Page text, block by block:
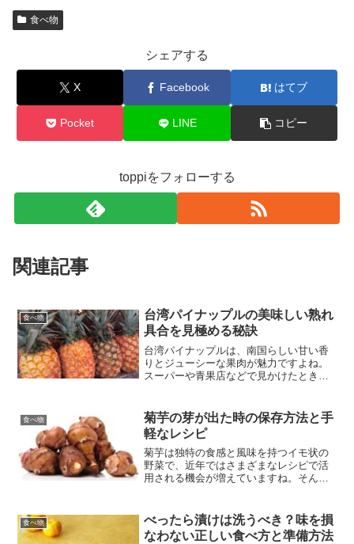
食べ物
シェアする
X Facebook はてブ
Pocket LINE コピー
toppiをフォローする
関連記事
食べ物
台湾パイナップルの美味しい熟れ
具合を見極める秘訣
台湾パイナップルは、南国らしい甘い香
りとジューシーな果肉が魅力ですよね。
スーパーや青果店などで見かけたとき、
とはありませんか。実は、外観や香り、
触感のちょっとした変化を...
食べ物
菊芋の芽が出た時の保存方法と手
軽なレシピ
菊芋は独特の食感と風味を持つイモ状の
野菜で、近年ではさまざまなレシピで活
用される機会が増えていますね。そんな
芋ってもう食べられないのかな？」と気
になった経験のある方もい...
食べ物
べったら漬けは洗うべき？味を損
なわない正しい食べ方と準備方法